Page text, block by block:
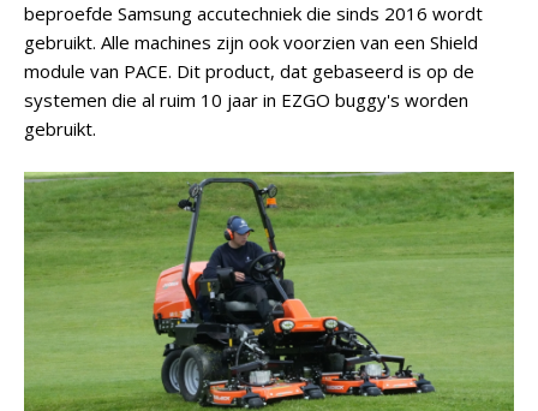
beproefde Samsung accutechniek die sinds 2016 wordt
gebruikt. Alle machines zijn ook voorzien van een Shield
module van PACE. Dit product, dat gebaseerd is op de
systemen die al ruim 10 jaar in EZGO buggy's worden
gebruikt.